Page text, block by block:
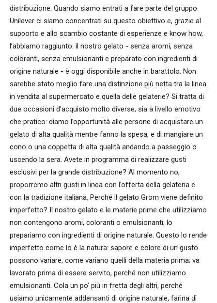
distribuzione. Quando siamo entrati a fare parte del gruppo
Unilever ci siamo concentrati su questo obiettivo e, grazie al
supporto e allo scambio costante di esperienze e know how,
l’abbiamo raggiunto: il nostro gelato - senza aromi, senza
coloranti, senza emulsionanti e preparato con ingredienti di
origine naturale - è oggi disponibile anche in barattolo. Non
sarebbe stato meglio fare una distinzione più netta tra la linea
in vendita al supermercato e quella delle gelaterie? Si tratta di
due occasioni d’acquisto molto diverse, sia a livello emotivo
che pratico: diamo l’opportunità alle persone di acquistare un
gelato di alta qualità mentre fanno la spesa, e di mangiare un
cono o una coppetta di alta qualità andando a passeggio o
uscendo la sera. Avete in programma di realizzare gusti
esclusivi per la grande distribuzione? Al momento no,
proporremo altri gusti in linea con l’offerta della gelateria e
con la tradizione italiana. Perché il gelato Grom viene definito
imperfetto? Il nostro gelato e le materie prime che utilizziamo
non contengono aromi, coloranti o emulsionanti; lo
prepariamo con ingredienti di origine naturale. Questo lo rende
imperfetto come lo è la natura: sapore e colore di un gusto
possono variare, come variano quelli della materia prima; va
lavorato prima di essere servito, perché non utilizziamo
emulsionanti. Cola un po’ più in fretta degli altri, perché
usiamo unicamente addensanti di origine naturale, farina di